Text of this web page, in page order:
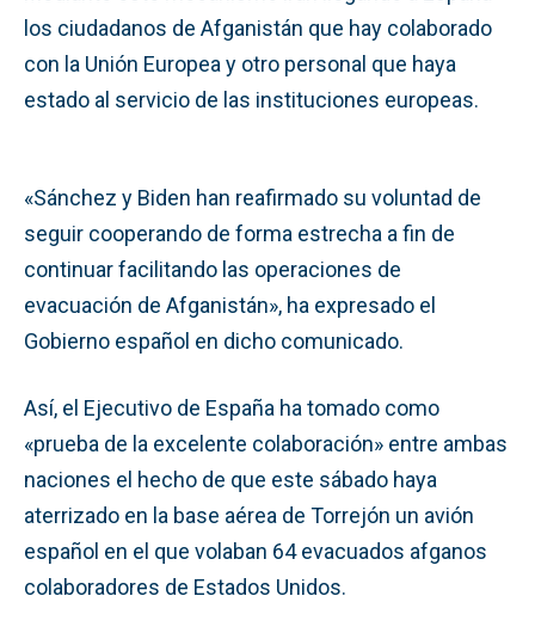
los ciudadanos de Afganistán que hay colaborado
con la Unión Europea y otro personal que haya
estado al servicio de las instituciones europeas.
«Sánchez y Biden han reafirmado su voluntad de
seguir cooperando de forma estrecha a fin de
continuar facilitando las operaciones de
evacuación de Afganistán», ha expresado el
Gobierno español en dicho comunicado.
Así, el Ejecutivo de España ha tomado como
«prueba de la excelente colaboración» entre ambas
naciones el hecho de que este sábado haya
aterrizado en la base aérea de Torrejón un avión
español en el que volaban 64 evacuados afganos
colaboradores de Estados Unidos.